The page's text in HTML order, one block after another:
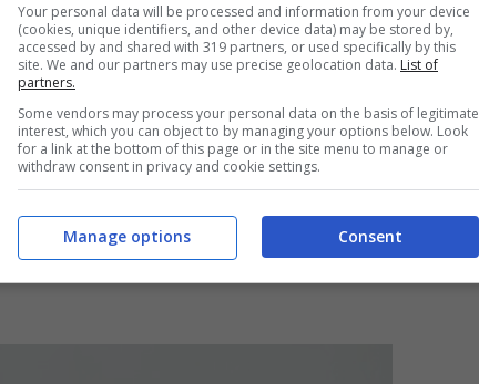
Amministrazione, che di certo susciterà
la possibilità di occuparsi in modo
Your personal data will be processed and information from your device
(cookies, unique identifiers, and other device data) may be stored by,
accessed by and shared with 319 partners, or used specifically by this
site. We and our partners may use precise geolocation data. List of
partners.
Some vendors may process your personal data on the basis of legitimate
interest, which you can object to by managing your options below. Look
for a link at the bottom of this page or in the site menu to manage or
withdraw consent in privacy and cookie settings.
Consent
Manage options